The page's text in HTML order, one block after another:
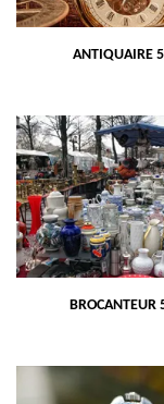
ANTIQUAIRE
BROCANTEUR